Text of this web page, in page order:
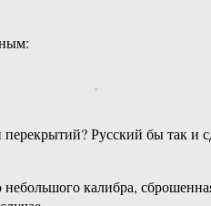
Русский бы так
калибра,